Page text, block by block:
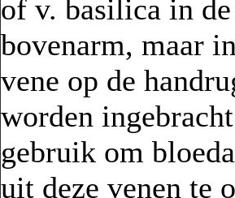
of v. basilica in de
bovenarm, maar
vene op de
worden
gebruik om
uit deze venen te